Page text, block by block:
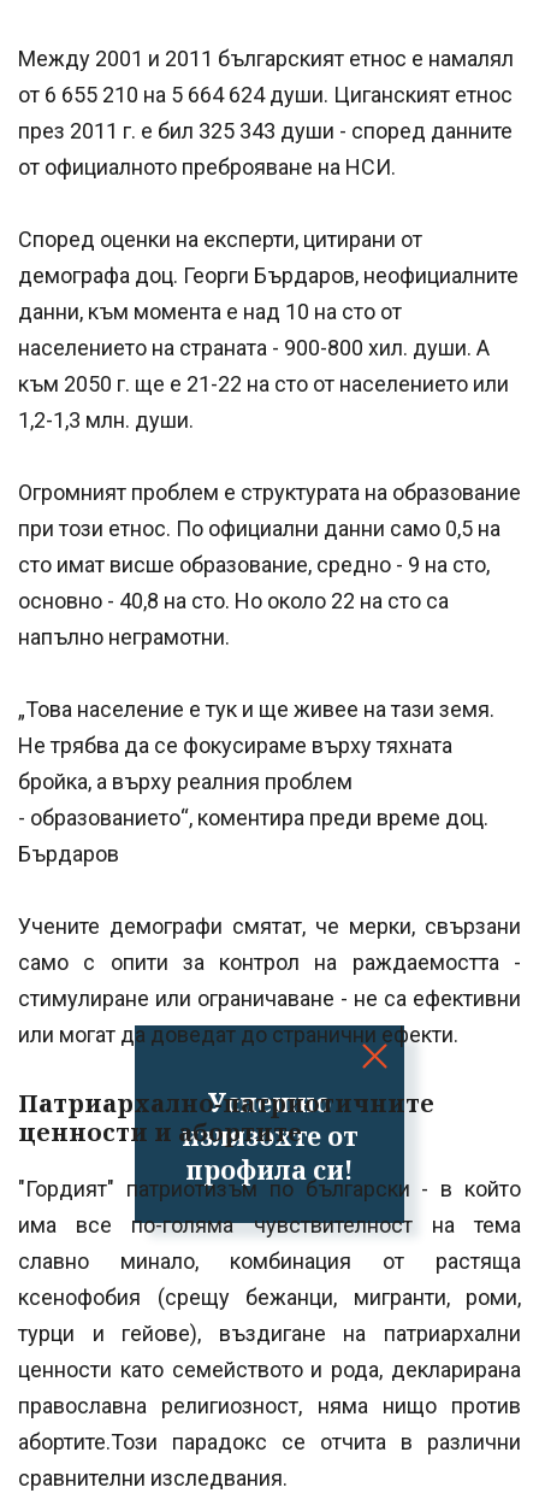
Успешно
излязохте от
профила си!
Между 2001 и 2011 българският етнос е намалял
от 6 655 210 на 5 664 624 души. Циганският етнос
през 2011 г. е бил 325 343 души - според данните
от официалното преброяване на НСИ.
Според оценки на експерти, цитирани от
демографа доц. Георги Бърдаров, неофициалните
данни, към момента е над 10 на сто от
населението на страната - 900-800 хил. души. А
към 2050 г. ще е 21-22 на сто от населението или
1,2-1,3 млн. души.
Огромният проблем е структурата на образование
при този етнос. По официални данни само 0,5 на
сто имат висше образование, средно - 9 на сто,
основно - 40,8 на сто. Но около 22 на сто са
напълно неграмотни.
„Това население е тук и ще живее на тази земя.
Не трябва да се фокусираме върху тяхната
бройка, а върху реалния проблем
- образованието“, коментира преди време доц.
Бърдаров
Учените демографи смятат, че мерки, свързани
само с опити за контрол на раждаемостта -
стимулиране или ограничаване - не са ефективни
или могат да доведат до странични ефекти.
Патриархално-патриотичните
ценности и абортите
"Гордият" патриотизъм по български - в който
има все по-голяма чувствителност на тема
славно минало, комбинация от растяща
ксенофобия (срещу бежанци, мигранти, роми,
турци и гейове), въздигане на патриархални
ценности като семейството и рода, декларирана
православна религиозност, няма нищо против
абортите.Този парадокс се отчита в различни
сравнителни изследвания.